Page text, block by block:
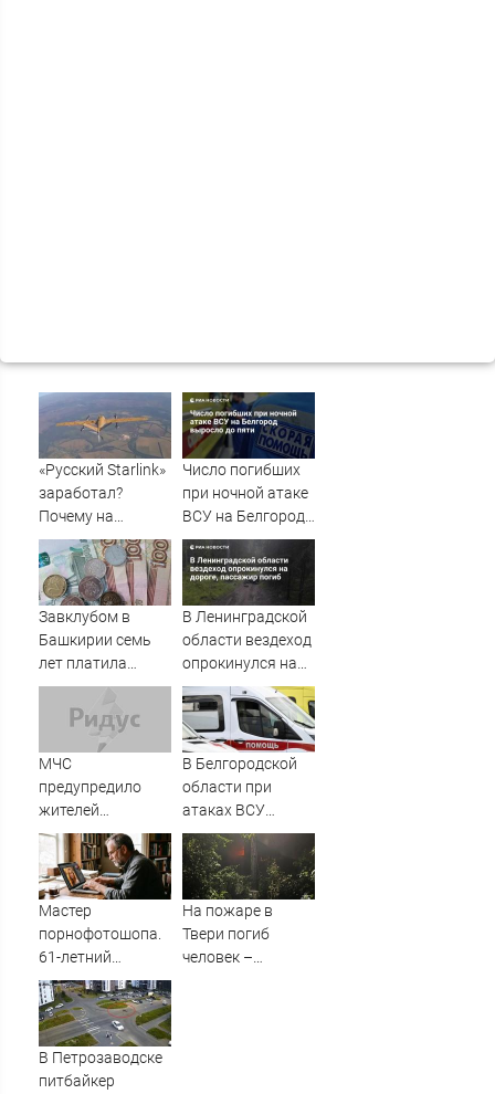
«Русский Starlink»
заработал?
Почему на
Украине кратно
увеличилась
точность
попаданий по
объектам ВСУ
Число погибших
при ночной атаке
ВСУ на Белгород
выросло до пяти
Завклубом в
Башкирии семь
лет платила
зарплату мужу-
прогульщику
В Ленинградской
области вездеход
опрокинулся на
дороге, пассажир
погиб
МЧС
предупредило
жителей
Подмосковья об
угрозе атаки
дронов
В Белгородской
области при
атаках ВСУ
погибли три
человека, еще 25
пострадали -
Новости на
Вести.ru
Мастер
порнофотошопа.
61-летний
мужчина
смастерил
порнооткрытку и
в итоге пойдёт
под суд
На пожаре в
Твери погиб
человек –
В Петрозаводске
питбайкер